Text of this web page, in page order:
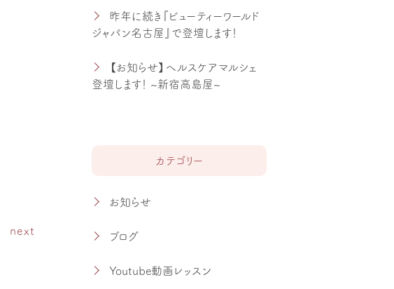
next
昨年に続き『ビューティーワールド
ジャパン名古屋』で登壇します！
【お知らせ】ヘルスケアマルシェ
登壇します！ ~新宿高島屋~
カテゴリー
お知らせ
ブログ
Youtube動画レッスン